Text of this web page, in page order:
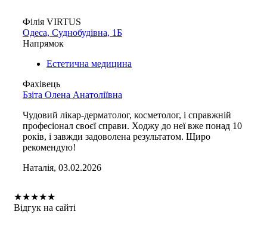
Філія VIRTUS
Одеса, Суднобудівна, 1Б
Напрямок
Естетична медицина
Фахівець
Бзіта Олена Анатоліївна
Чудовий лікар-дерматолог, косметолог, і справжній
професіонал своєї справи. Ходжу до неї вже понад 10
років, і завжди задоволена результатом. Щиро
рекомендую!
Наталія, 03.02.2026
★★★★★
Відгук на сайті